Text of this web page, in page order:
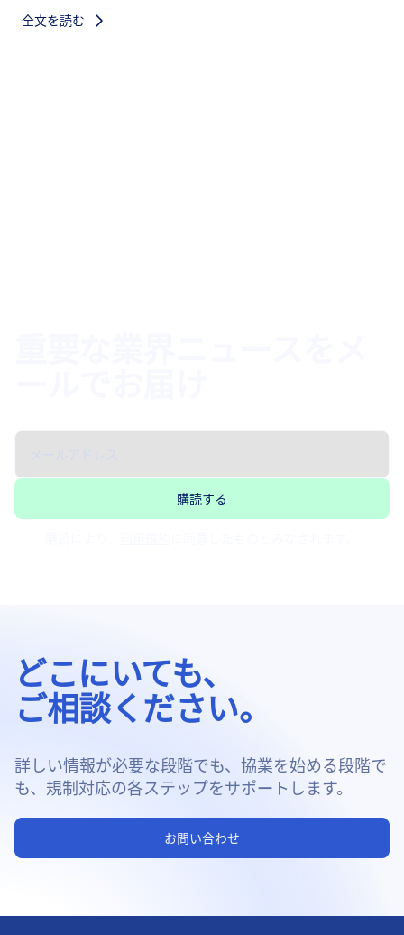
全文を読む
どこにいても、
ご相談ください。
詳しい情報が必要な段階でも、協業を始める段階で
も、規制対応の各ステップをサポートします。
お問い合わせ